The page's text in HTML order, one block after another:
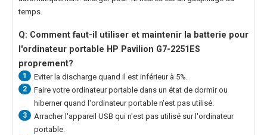
temps.
Q: Comment faut-il utiliser et maintenir la batterie pour
l'ordinateur portable HP Pavilion G7-2251ES
proprement?
1 Eviter la discharge quand il est inférieur à 5%.
2
Faire votre ordinateur portable dans un état de dormir ou
hiberner quand l'ordinateur portable n'est pas utilisé.
3
Arracher l'appareil USB qui n'est pas utilisé sur l'ordinateur
portable.